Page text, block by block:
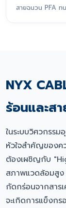
สายฉนวน PFA ท
NYX
ร้อนและส
ในระบบวิศวกรร
หัวใจสำคัญของค
ต้องเผชิญกับ
สภาพแวดล้อมสู
กัดกร่อนจากสาร
จะเกิดการแข็งก